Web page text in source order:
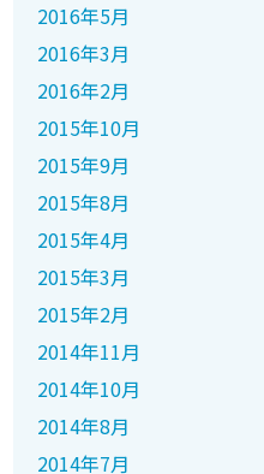
2016年5月
2016年3月
2016年2月
2015年10月
2015年9月
2015年8月
2015年4月
2015年3月
2015年2月
2014年11月
2014年10月
2014年8月
2014年7月